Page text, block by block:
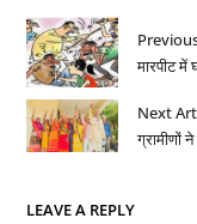
मारपीट
Next
ग्रामीणों
LEAVE A REPLY